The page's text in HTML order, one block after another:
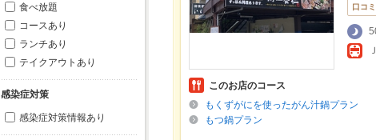
食べ放題
コースあり
ランチあり
テイクアウトあり
感染症対策
感染症対策情報あり
口コ
このお店のコース
もくずがにを使ったがん汁鍋プラン
もつ鍋プラン